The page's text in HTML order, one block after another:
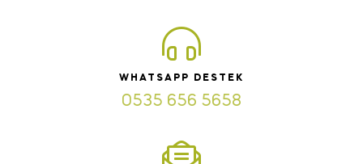
WHATSAPP DESTEK
0535 656 5658